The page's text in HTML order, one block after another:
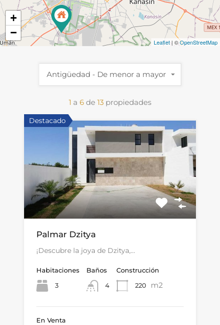
+
−
Leaflet | ©OpenStreetMap
1 a 6 de 13 propiedades
Antigüedad - De menor a mayor
Destacado
Palmar Dzitya
¡Descubre la joya de Dzitya,…
Habitaciones
3
Baños
4
Construcción
220
m2
En Venta